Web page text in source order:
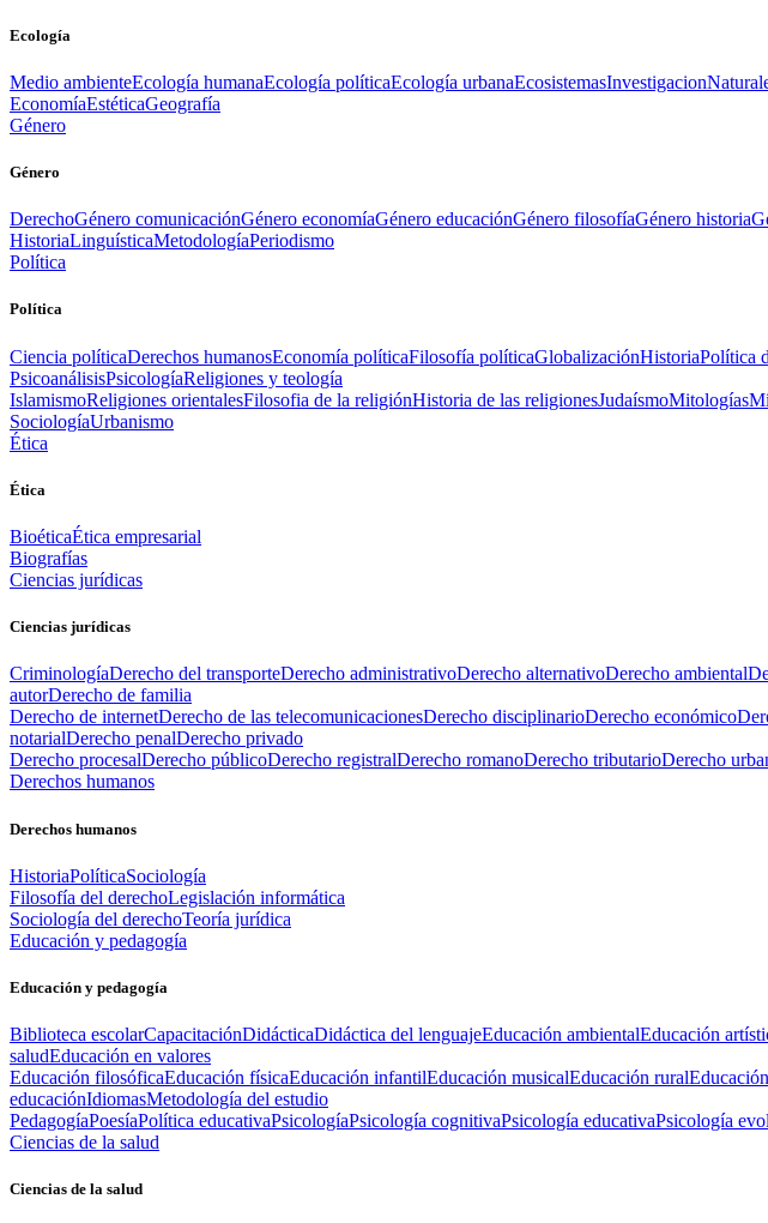
Ecología
Medio ambienteEcología humanaEcología políticaEcología urbanaEcosistemasInvestigacion
EconomíaEstéticaGeografía
Género
Género
DerechoGénero comunicaciónGénero economíaGénero educaciónGénero filosofíaGénero historia
HistoriaLinguísticaMetodologíaPeriodismo
Política
Política
Ciencia políticaDerechos humanosEconomía políticaFilosofía políticaGlobalizaciónHistoriaPolítica
PsicoanálisisPsicologíaReligiones y teología
IslamismoReligiones orientalesFilosofia de la religiónHistoria de las religionesJudaísmoMitologías
SociologíaUrbanismo
Ética
Ética
BioéticaÉtica empresarial
Biografías
Ciencias jurídicas
Ciencias jurídicas
CriminologíaDerecho del transporteDerecho administrativoDerecho alternativoDerecho ambiental
autorDerecho de familia
Derecho de internetDerecho de las telecomunicacionesDerecho disciplinarioDerecho económico
notarialDerecho penalDerecho privado
Derecho procesalDerecho públicoDerecho registralDerecho romanoDerecho tributarioDerecho
Derechos humanos
Derechos humanos
HistoriaPolíticaSociología
Filosofía del derechoLegislación informática
Sociología del derechoTeoría jurídica
Educación y pedagogía
Educación y pedagogía
Biblioteca escolarCapacitaciónDidácticaDidáctica del lenguajeEducación ambientalEducación
saludEducación en valores
Educación filosóficaEducación físicaEducación infantilEducación musicalEducación rural
educaciónIdiomasMetodología del estudio
PedagogíaPoesíaPolítica educativaPsicologíaPsicología cognitivaPsicología educativaPsicología
Ciencias de la salud
Ciencias de la salud